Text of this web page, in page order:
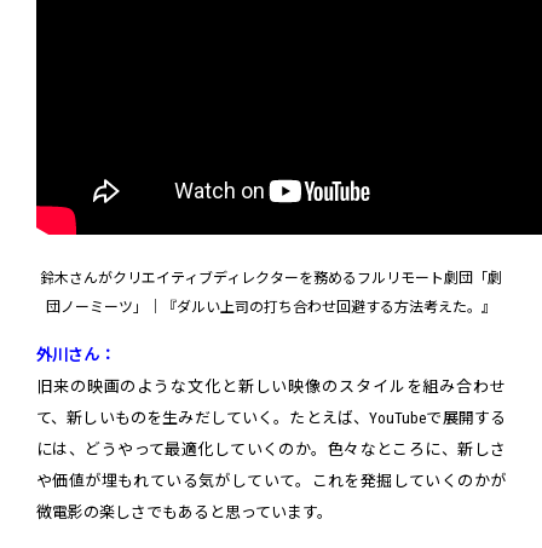
鈴木さんがクリエイティブディレクターを務めるフルリモート劇団「劇
団ノーミーツ」｜『ダルい上司の打ち合わせ回避する方法考えた。』
外川さん：
旧来の映画のような文化と新しい映像のスタイルを組み合わせ
て、新しいものを生みだしていく。たとえば、YouTubeで展開する
には、どうやって最適化していくのか。色々なところに、新しさ
や価値が埋もれている気がしていて。これを発掘していくのかが
微電影の楽しさでもあると思っています。